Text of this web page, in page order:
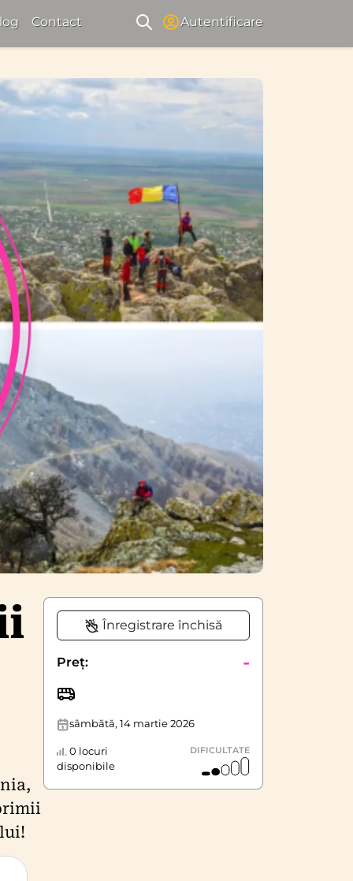
Contact Autentificare
Înregistrare închisă
Preț: -
sâmbătă, 14 martie 2026
0 locuri
disponibile
DIFICULTATE